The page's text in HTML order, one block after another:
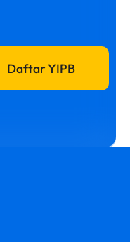
Daftar YIPB